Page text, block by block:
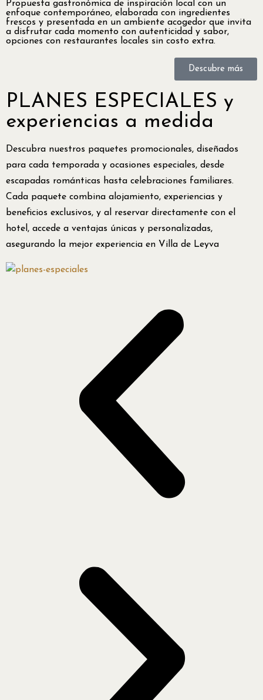
Propuesta gastronómica de inspiración local con un
enfoque contemporáneo, elaborada con ingredientes
frescos y presentada en un ambiente acogedor que invita
a disfrutar cada momento con autenticidad y sabor,
opciones con restaurantes locales sin costo extra.
Descubre más
PLANES ESPECIALES y
experiencias a medida
Descubra nuestros paquetes promocionales, diseñados
para cada temporada y ocasiones especiales, desde
escapadas románticas hasta celebraciones familiares.
Cada paquete combina alojamiento, experiencias y
beneficios exclusivos, y al reservar directamente con el
hotel, accede a ventajas únicas y personalizadas,
asegurando la mejor experiencia en Villa de Leyva